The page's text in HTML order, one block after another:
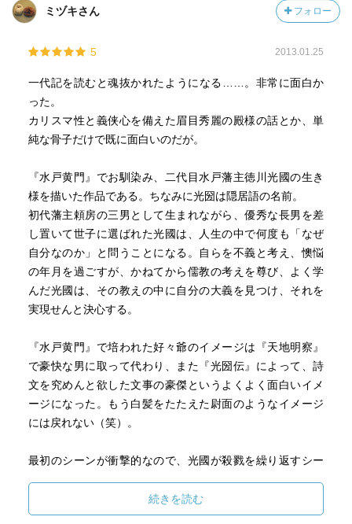
暮らしなのね）その人気が、のちに将軍から疎まれる理由
になっちゃうんだけど。
画一的で面白みのない記録だったものを、未来の人間が楽
しみそこから学べるものを残そうと出版社みたいな図書館
みたいなものを事業として始める。わたしたちがいめこう
して歴史本を楽しんでいるのも黄門様のお陰かもしれない
とにかく、光圀かっクイーン！
友情、兄弟愛、夫婦愛、家臣との絆、光圀の人間臭さ、知
力、胆力。
楽しむとこ満載の一冊だった！
ミヅキさん フォロー
5 2013.01.25
一代記を読むと魂抜かれたようになる……。非常に面白か
った。
カリスマ性と義侠心を備えた眉目秀麗の殿様の話とか、単
純な骨子だけで既に面白いのだが。
『水戸黄門』でお馴染み、二代目水戸藩主徳川光國の生き
様を描いた作品である。ちなみに光圀は隠居語の名前。
初代藩主頼房の三男として生まれながら、優秀な長男を差
し置いて世子に選ばれた光國は、人生の中で何度も「なぜ
自分なのか」と問うことになる。自らを不義と考え、懊悩
の年月を過ごすが、かねてから儒教の考えを尊び、よく学
んだ光國は、その教えの中に自分の大義を見つけ、それを
実現せんと決心する。
『水戸黄門』で培われた好々爺のイメージは『天地明察』
で豪快な男に取って代わり、また『光圀伝』によって、詩
文を究めんと欲した文事の豪傑というよくよく面白いイメ
ージになった。もう白髪をたたえた尉面のようなイメージ
には戻れない（笑）。
最初のシーンが衝撃的なので、光國が殺戮を繰り返すシー
な殺戮の描写はなく、それより精神的な描写が中心でよか
った（と、安心できたのは終盤になってだったが。笑）。
続きを読む